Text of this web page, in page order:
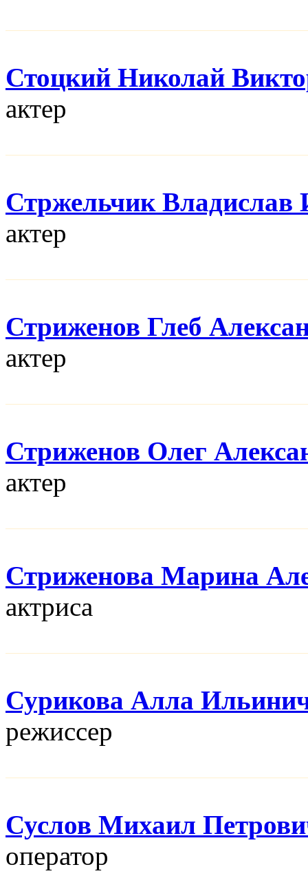
Стоцкий Николай
актер
Стржельчик Владислав
актер
Стриженов Глеб
актер
Стриженов Олег
актер
Стриженова Марина
актриса
Сурикова Алла
режисcер
Суслов Михаил
оператор